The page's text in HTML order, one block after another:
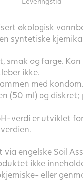
økologisk
syntetiske
smak og farge.
ikke.
med kondom.
(50 ml) og
verdi er utviklet
via engelske Soil
ikke
eller